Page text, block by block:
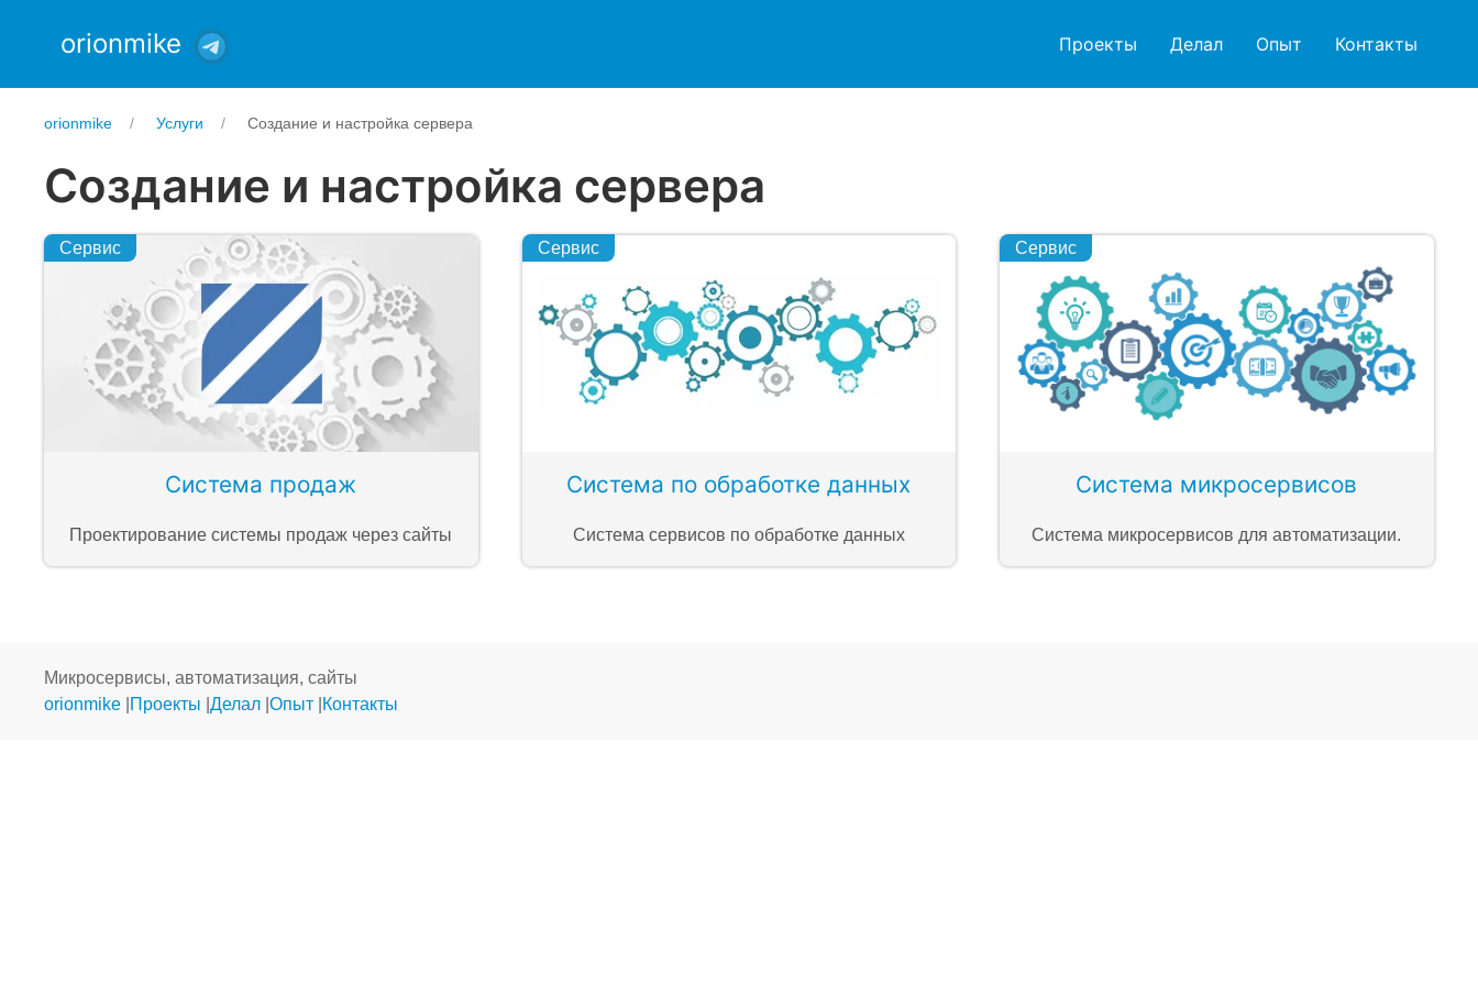
orionmike Проекты Делал Опыт Контакты
orionmike Услуги Создание и настройка сервера
Создание и настройка сервера
Сервис
Система продаж
Проектирование системы продаж через сайты
Сервис
Система по обработке данных
Система сервисов по обработке данных
Сервис
Система микросервисов
Система микросервисов для автоматизации.
Микросервисы, автоматизация, сайты
orionmike Проекты Делал Опыт Контакты